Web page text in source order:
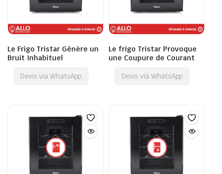
Le Frigo Tristar Génère un
Bruit Inhabituel
Devis via WhatsApp
Le frigo Tristar Provoque
une Coupure de Courant
Devis via WhatsApp